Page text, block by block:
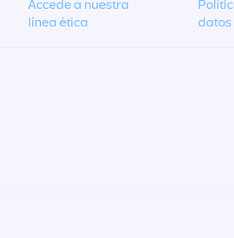
Accede a nuestra
línea ética
datos